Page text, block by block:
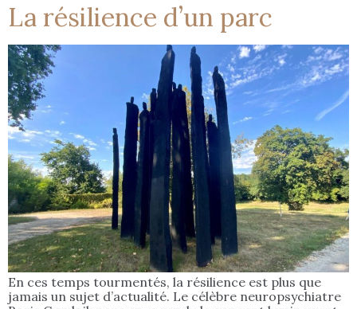
La résilience d’un parc
En ces temps tourmentés, la résilience est plus que
jamais un sujet d’actualité. Le célèbre neuropsychiatre